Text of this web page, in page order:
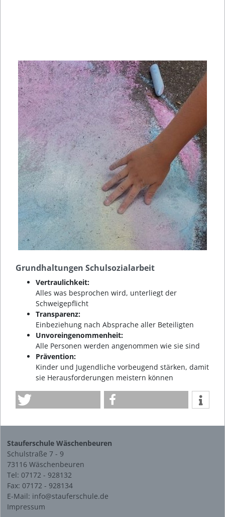
Grundhaltungen Schulsozialarbeit
Vertraulichkeit:
Alles was besprochen wird, unterliegt der
Schweigepflicht
Transparenz:
Einbeziehung nach Absprache aller Beteiligten
Unvoreingenommenheit:
Alle Personen werden angenommen wie sie sind
Prävention:
Kinder und Jugendliche vorbeugend stärken, damit
sie Herausforderungen meistern können
Stauferschule Wäschenbeuren
Schulstraße 7 - 9
73116 Wäschenbeuren
Tel: 07172 - 928132
Fax: 07172 - 928134
E-Mail: info@stauferschule.de
Impressum